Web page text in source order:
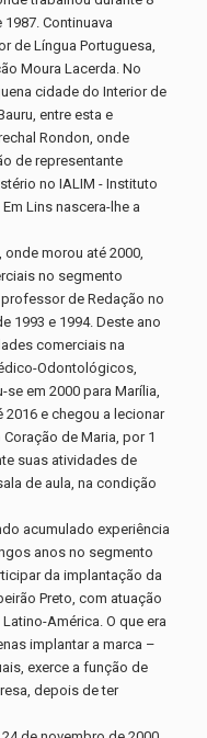
Continuava
de Língua Portuguesa,
Moura Lacerda. No
cidade do Interior de
entre esta e
Rondon, onde
de representante
no IALIM - Instituto
Lins nascera-lhe a
morou até 2000,
no segmento
de Redação no
1993 e 1994. Deste ano
comerciais na
Odontológicos,
em 2000 para Marília,
e chegou a lecionar
de Maria, por 1
suas atividades de
de aula, na condição
acumulado experiência
anos no segmento
da implantação da
Preto, com atuação
América. O que era
implantar a marca –
exerce a função de
depois de ter